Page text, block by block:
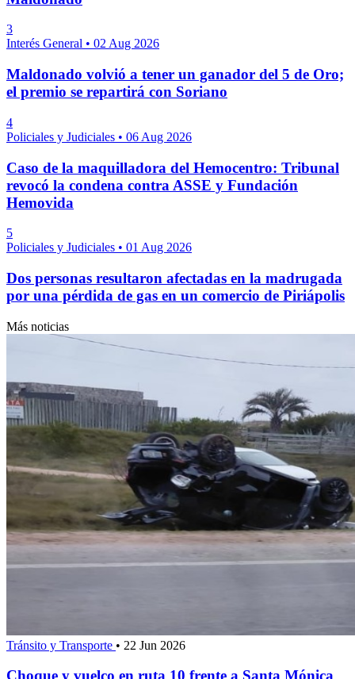
3
Interés General • 02 Aug 2026
Maldonado volvió a tener un ganador del 5 de Oro;
el premio se repartirá con Soriano
4
Policiales y Judiciales • 06 Aug 2026
Caso de la maquilladora del Hemocentro: Tribunal
revocó la condena contra ASSE y Fundación
Hemovida
5
Policiales y Judiciales • 01 Aug 2026
Dos personas resultaron afectadas en la madrugada
por una pérdida de gas en un comercio de Piriápolis
Más noticias
Tránsito y Transporte • 22 Jun 2026